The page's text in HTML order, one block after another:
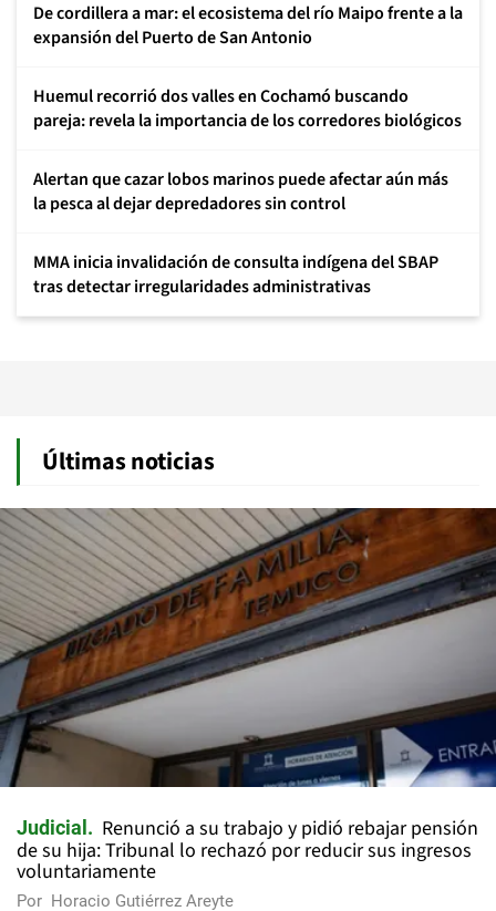
De cordillera a mar: el ecosistema del río Maipo frente a la
expansión del Puerto de San Antonio
Huemul recorrió dos valles en Cochamó buscando
pareja: revela la importancia de los corredores biológicos
Alertan que cazar lobos marinos puede afectar aún más
la pesca al dejar depredadores sin control
MMA inicia invalidación de consulta indígena del SBAP
tras detectar irregularidades administrativas
Últimas noticias
Judicial
Renunció a su trabajo y pidió rebajar pensión
de su hija: Tribunal lo rechazó por reducir sus ingresos
voluntariamente
Por Horacio Gutiérrez Areyte